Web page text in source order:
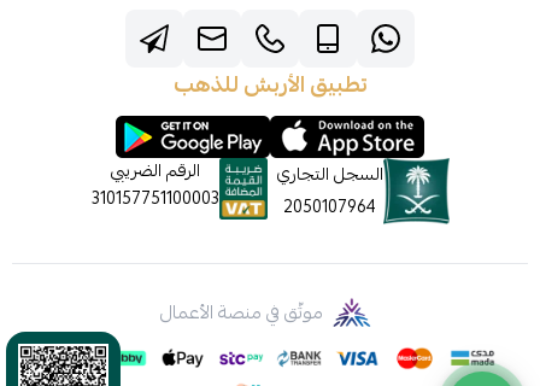
تطبيق الأربش للذهب
السجل التجاري
2050107964
الرقم الضريبي
310157751100003
موثّق في منصة الأعمال